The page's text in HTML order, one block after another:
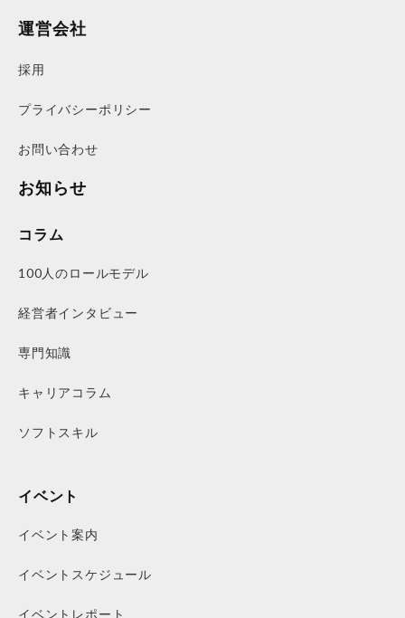
運営会社
採用
プライバシーポリシー
お問い合わせ
お知らせ
コラム
100人のロールモデル
経営者インタビュー
専門知識
キャリアコラム
ソフトスキル
イベント
イベント案内
イベントスケジュール
イベントレポート